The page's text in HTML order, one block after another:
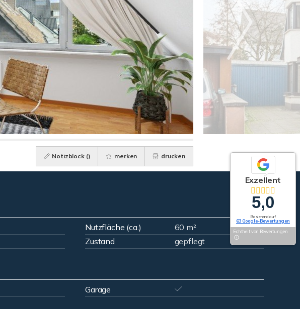
Notizblock () merken drucken
Nutzfläche (ca.)
60 m²
Zustand gepflegt
Garage
Exzellent
5,0
Basierend auf
63 Google-Bewertungen
Echtheit von Bewertungen